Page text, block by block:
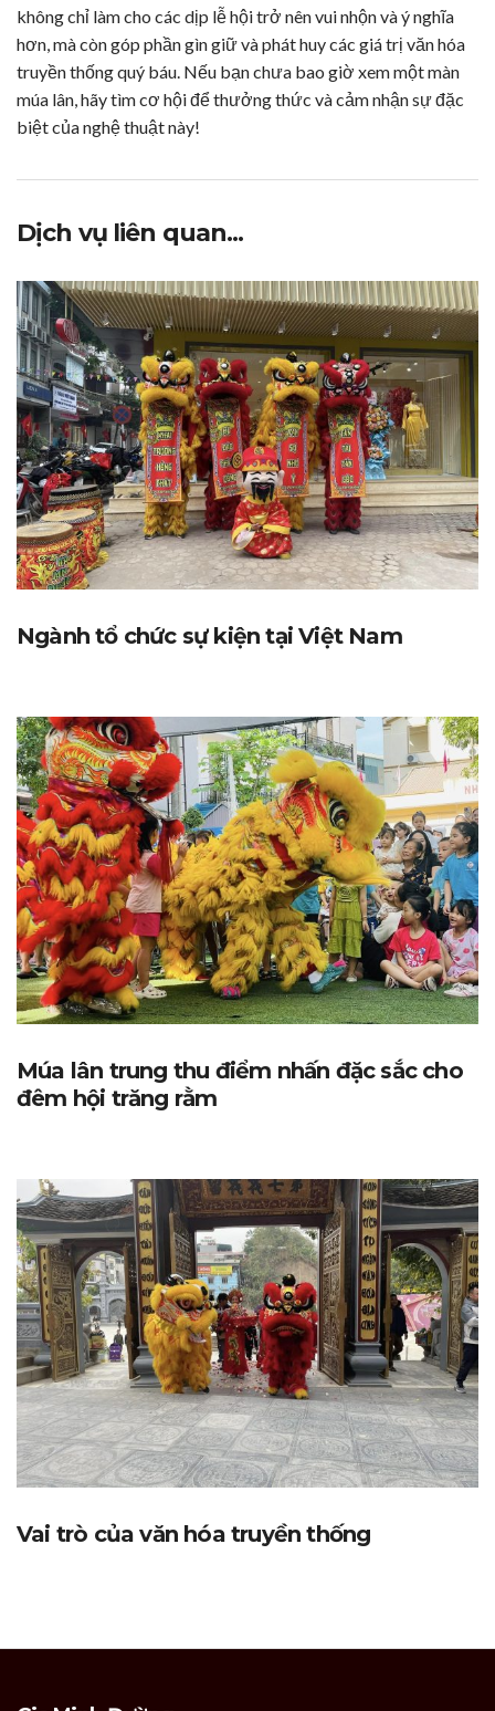
không chỉ làm cho các dịp lễ hội trở nên vui nhộn và ý nghĩa
hơn, mà còn góp phần gìn giữ và phát huy các giá trị văn hóa
truyền thống quý báu. Nếu bạn chưa bao giờ xem một màn
múa lân, hãy tìm cơ hội để thưởng thức và cảm nhận sự đặc
biệt của nghệ thuật này!
Dịch vụ liên quan...
Ngành tổ chức sự kiện tại Việt Nam
Múa lân trung thu điểm nhấn đặc sắc cho
đêm hội trăng rằm
Vai trò của văn hóa truyền thống